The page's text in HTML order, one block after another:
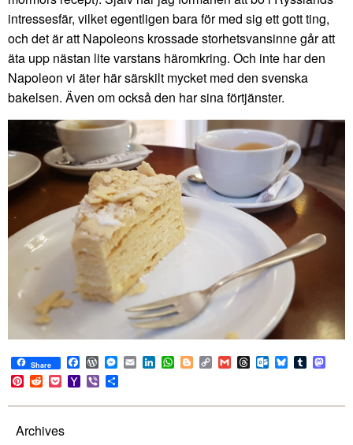
intressesfär, vilket egentligen bara för med sig ett gott ting,
och det är att Napoleons krossade storhetsvansinne går att
äta upp nästan lite varstans häromkring. Och inte har den
Napoleon vi äter här särskilt mycket med den svenska
bakelsen. Även om också den har sina förtjänster.
Share Facebook
WordPress
Messenger
EmailLinkedIn
WhatsApp
BloggerCopy
Link
GmailThreadsOutlook.com
BlueskyTumblr
Pinterest
RedditPocketYahoo
Mail
Viber
Archives